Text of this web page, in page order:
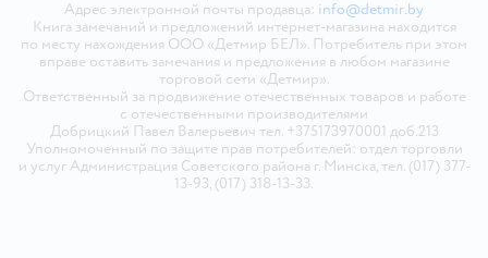
Адрес электронной почты продавца: info@detmir.by
Книга замечаний и предложений интернет-магазина находится
по месту нахождения ООО «Детмир БЕЛ». Потребитель при этом
вправе оставить замечания и предложения в любом магазине
торговой сети «Детмир».
Ответственный за продвижение отечественных товаров и работе
с отечественными производителями
Добрицкий Павел Валерьевич тел. +375173970001 доб.213
Уполномоченный по защите прав потребителей: отдел торговли
и услуг Администрация Советского района г. Минска, тел. (017) 377-
13-93, (017) 318-13-33.